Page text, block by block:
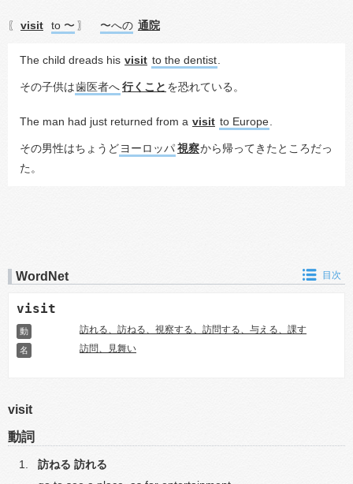
〖 visit to 〜 〗 〜への 通院
The child dreads his visit to the dentist
その子供は歯医者へ行くこと を恐れている。
The man had just returned from a visit to Europe
その男性はちょうどヨーロッパ視察から帰ってきたところだっ
た。
WordNet 目次
visit
動 訪れる、訪ねる、視察する、訪問する、与える、課す
名 訪問、見舞い
visit
動詞
訪ねる 訪れる